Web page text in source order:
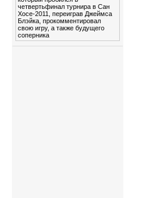
четвертьфинал турнира в Сан
Хосе-2011, переиграв Джеймса
Блэйка, прокомментировал
свою игру, а также будущего
соперника